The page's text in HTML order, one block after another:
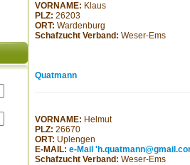
VORNAME: Klaus
PLZ: 26203
ORT: Wardenburg
Schafzucht Verband: Weser-Ems
Quatmann
VORNAME: Helmut
PLZ: 26670
ORT: Uplengen
E-MAIL: e-Mail
Schafzucht Verband: Weser-Ems